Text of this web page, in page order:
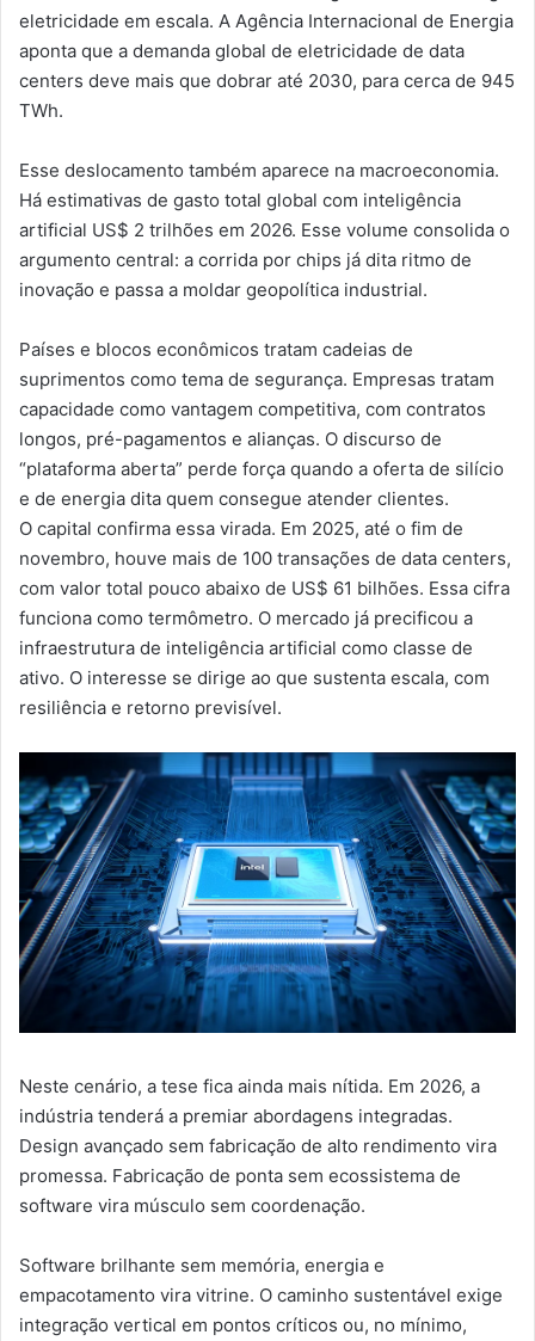
eletricidade em escala. A Agência Internacional de Energia
aponta que a demanda global de eletricidade de data
centers deve mais que dobrar até 2030, para cerca de 945
TWh.
Esse deslocamento também aparece na macroeconomia.
Há estimativas de gasto total global com inteligência
artificial US$ 2 trilhões em 2026. Esse volume consolida o
argumento central: a corrida por chips já dita ritmo de
inovação e passa a moldar geopolítica industrial.
Países e blocos econômicos tratam cadeias de
suprimentos como tema de segurança. Empresas tratam
capacidade como vantagem competitiva, com contratos
longos, pré-pagamentos e alianças. O discurso de
“plataforma aberta” perde força quando a oferta de silício
e de energia dita quem consegue atender clientes.
O capital confirma essa virada. Em 2025, até o fim de
novembro, houve mais de 100 transações de data centers,
com valor total pouco abaixo de US$ 61 bilhões. Essa cifra
funciona como termômetro. O mercado já precificou a
infraestrutura de inteligência artificial como classe de
ativo. O interesse se dirige ao que sustenta escala, com
resiliência e retorno previsível.
Neste cenário, a tese fica ainda mais nítida. Em 2026, a
indústria tenderá a premiar abordagens integradas.
Design avançado sem fabricação de alto rendimento vira
promessa. Fabricação de ponta sem ecossistema de
software vira músculo sem coordenação.
Software brilhante sem memória, energia e
empacotamento vira vitrine. O caminho sustentável exige
integração vertical em pontos críticos ou, no mínimo,